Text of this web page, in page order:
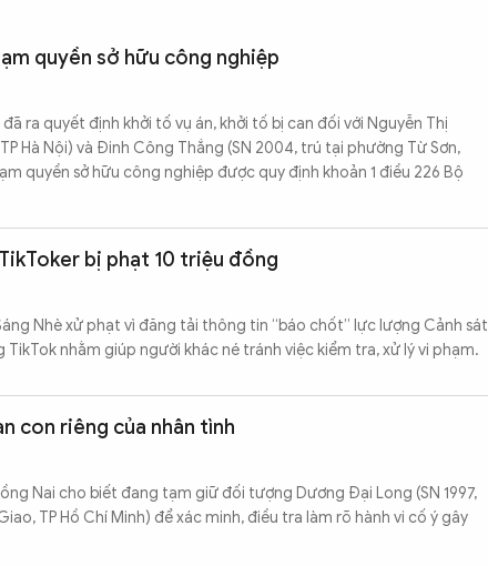
quyền sở hữu công nghiệp
ra quyết định khởi tố vụ án, khởi tố bị can đối với Nguyễn Thị
Hà Nội) và Đinh Công Thắng (SN 2004, trú tại phường Từ Sơn,
quyền sở hữu công nghiệp được quy định khoản 1 điều 226 Bộ
bị phạt 10 triệu đồng
Nhè xử phạt vì đăng tải thông tin “báo chốt” lực lượng Cảnh sát
nhằm giúp người khác né tránh việc kiểm tra, xử lý vi phạm.
con riêng của nhân tình
Nai cho biết đang tạm giữ đối tượng Dương Đại Long (SN 1997,
TP Hồ Chí Minh) để xác minh, điều tra làm rõ hành vi cố ý gây